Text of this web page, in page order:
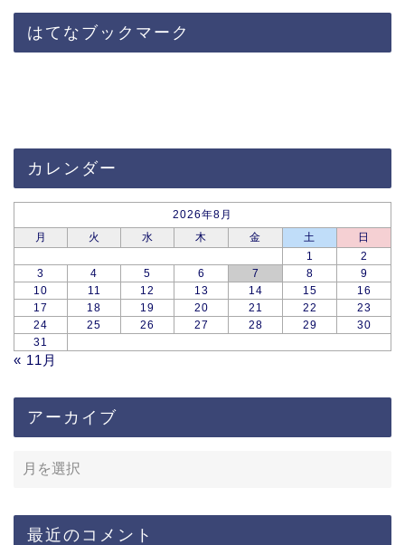
はてなブックマーク
カレンダー
2026年8月
月
火 水 木 金 土
日
1
2
3
4 5 6 7 8
9
10
11 12 13 14 15
16
17
18 19 20 21 22
23
24
25 26 27 28 29
30
31
« 11月
アーカイブ
最近のコメント